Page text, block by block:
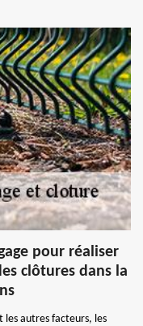
pour réaliser
clôtures dans la
les autres facteurs, les